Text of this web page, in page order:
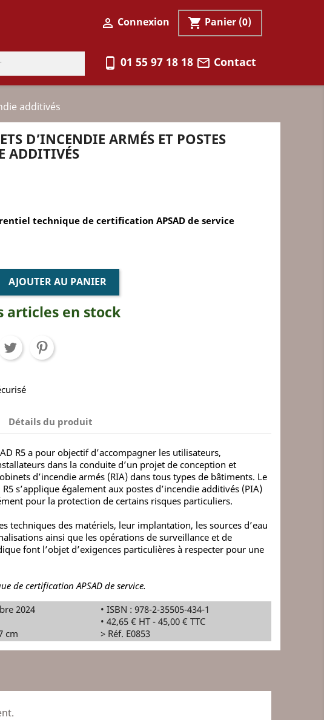
 Connexion shopping_cart Panier (0)
phone_android 01 55 97 18 18 mail_outline Contact
additivés
D’INCENDIE ARMÉS ET POSTES
ADDITIVÉS
technique de certification APSAD de service
AJOUTER AU PANIER
articles en stock
Détails du produit
R5 a pour objectif d’accompagner les utilisateurs,
dans la conduite d’un projet de conception et
d’incendie armés (RIA) dans tous types de bâtiments. Le
s’applique également aux postes d’incendie additivés (PIA)
pour la protection de certains risques particuliers.
techniques des matériels, leur implantation, les sources d’eau
ainsi que les opérations de surveillance et de
font l’objet d’exigences particulières à respecter pour une
de certification APSAD de service.
2024
cm
• ISBN : 978-2-35505-434-1
• 42,65 € HT - 45,00 € TTC
> Réf. E0853